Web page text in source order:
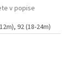
v popise
92 (18-24m)